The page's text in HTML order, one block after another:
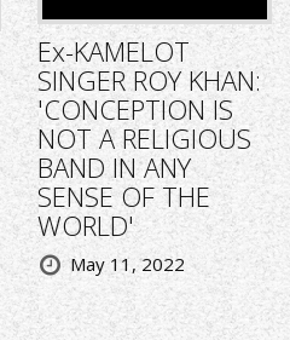
Ex-KAMELOT
SINGER ROY KHAN:
'CONCEPTION IS
NOT A RELIGIOUS
BAND IN ANY
SENSE OF THE
WORLD'
May 11, 2022